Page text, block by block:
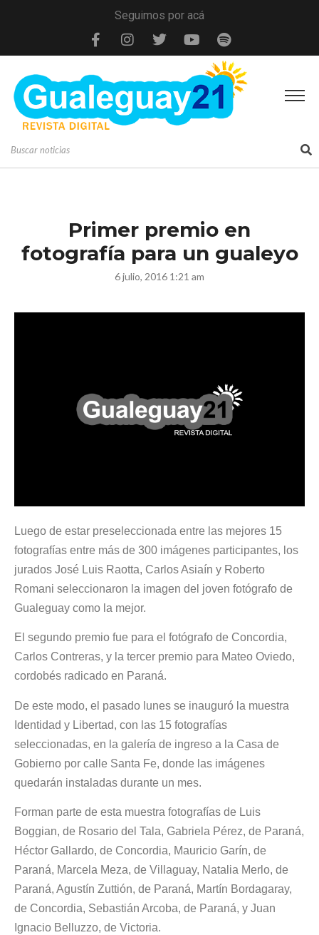
Seguimos por acá
Primer premio en
fotografía para un gualeyo
6 julio, 2016 1:21 am
Luego de estar preseleccionada entre las mejores 15
fotografías entre más de 300 imágenes participantes, los
jurados José Luis Raotta, Carlos Asiaín y Roberto
Romani seleccionaron la imagen del joven fotógrafo de
Gualeguay como la mejor.
El segundo premio fue para el fotógrafo de Concordia,
Carlos Contreras, y la tercer premio para Mateo Oviedo,
cordobés radicado en Paraná.
De este modo, el pasado lunes se inauguró la muestra
Identidad y Libertad, con las 15 fotografías
seleccionadas, en la galería de ingreso a la Casa de
Gobierno por calle Santa Fe, donde las imágenes
quedarán instaladas durante un mes.
Forman parte de esta muestra fotografías de Luis
Boggian, de Rosario del Tala, Gabriela Pérez, de Paraná,
Héctor Gallardo, de Concordia, Mauricio Garín, de
Paraná, Marcela Meza, de Villaguay, Natalia Merlo, de
Paraná, Agustín Zuttión, de Paraná, Martín Bordagaray,
de Concordia, Sebastián Arcoba, de Paraná, y Juan
Ignacio Belluzzo, de Victoria.